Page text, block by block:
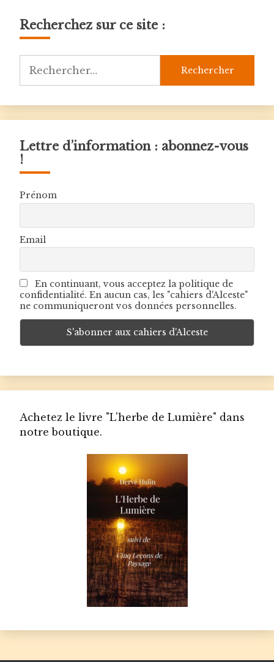
Recherchez sur ce site :
Lettre d’information : abonnez-vous
!
Prénom
Email
En continuant, vous acceptez la politique de
confidentialité. En aucun cas, les "cahiers d'Alceste"
ne communiqueront vos données personnelles.
Achetez le livre "L'herbe de Lumière" dans
notre boutique.